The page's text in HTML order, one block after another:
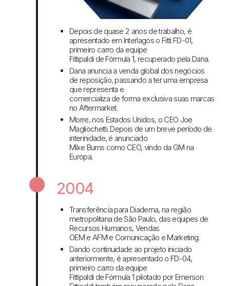
Depois de quase 2 anos de trabalho, é
apresentado em Interlagos o Fitti FD-01,
primeiro carro da equipe
Fittipaldi de Fórmula 1, recuperado pela Dana.
Dana anuncia a venda global dos negócios
de reposição, passando a ter uma empresa
que representa e
comercializa de forma exclusiva suas marcas
no Aftermarket.
Morre, nos Estados Unidos, o CEO Joe
Magliochetti. Depois de um breve período de
interinidade, é anunciado
Mike Burns como CEO, vindo da GM na
Europa.
2004
Transferência para Diadema, na região
metropolitana de São Paulo, das equipes de
Recursos Humanos, Vendas
OEM e AFM e Comunicação e Marketing.
Dando continuidade ao projeto iniciado
anteriormente, é apresentado o FD-04,
primeiro carro da equipe
Fittipaldi de Fórmula 1 pilotado por Emerson